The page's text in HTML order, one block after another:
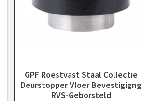
GPF Roestvast Staal Collectie
Deurstopper Vloer Bevestigigng
RVS-Geborsteld